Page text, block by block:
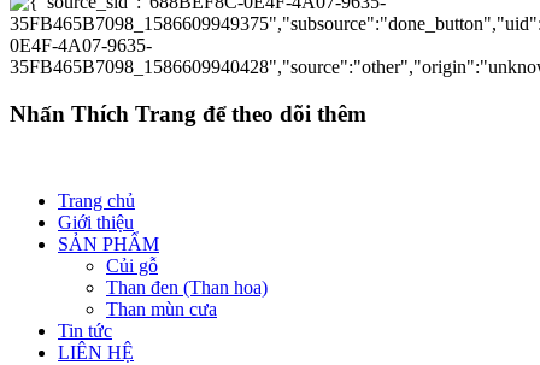
Nhấn Thích Trang để theo dõi thêm
Trang chủ
Giới thiệu
SẢN PHẨM
Củi gỗ
Than đen (Than hoa)
Than mùn cưa
Tin tức
LIÊN HỆ